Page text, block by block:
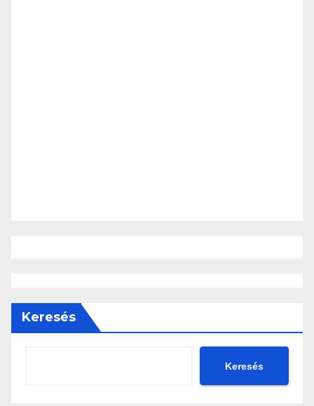
Keresés
Keresés